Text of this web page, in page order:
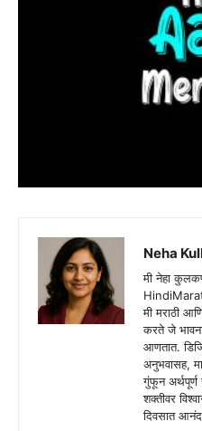
Neha
मी नेहा
मी मराठी
करते जे
आणतात.
अनुभवासह,
गुंफून अर्थपूर्ण
शक्तीवर
दिवसात